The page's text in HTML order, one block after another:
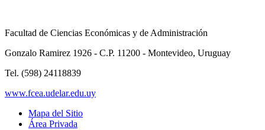
Facultad de Ciencias Económicas y de Administración
Gonzalo Ramirez 1926 - C.P. 11200 - Montevideo, Uruguay
Tel. (598) 24118839
www.fcea.udelar.edu.uy
Mapa del Sitio
Área Privada